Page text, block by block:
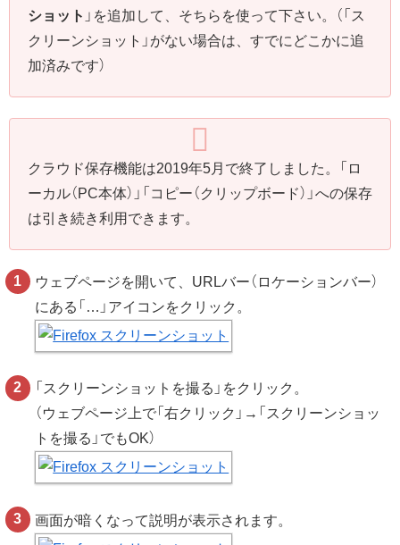
ショット 」を追加して、そちらを使って下さい。（「ス
クリーンショット」がない場合は、すでにどこかに追
加済みです）
クラウド保存機能は2019年5月で終了しました。「ロ
ーカル（PC本体）」「コピー（クリップボード）」への保存
は引き続き利用できます。
ウェブページを開いて、URLバー（ロケーションバー）
にある「…」アイコンをクリック。
「スクリーンショットを撮る」をクリック。
（ウェブページ上で「右クリック」→「スクリーンショッ
トを撮る」でもOK）
画面が暗くなって説明が表示されます。